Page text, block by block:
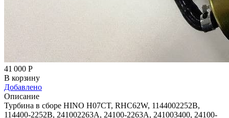
41 000 Р
В корзину
Добавлено
Описание
Турбина в сборе HINO H07CT, RHC62W, 1144002252B,
114400-2252B, 241002263A, 24100-2263A, 241003400, 24100-